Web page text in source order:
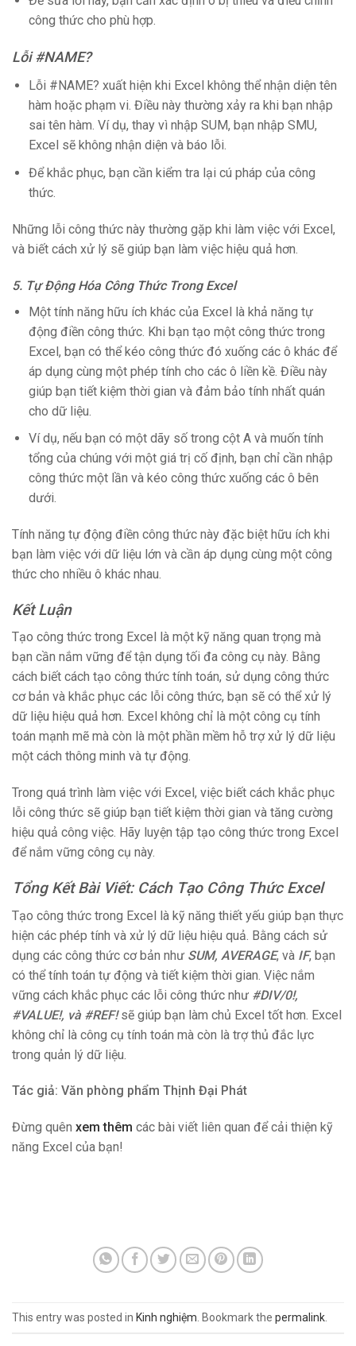
công thức cho phù hợp.
Lỗi #NAME?
Lỗi #NAME? xuất hiện khi Excel không thể nhận diện tên
hàm hoặc phạm vi. Điều này thường xảy ra khi bạn nhập
sai tên hàm. Ví dụ, thay vì nhập SUM, bạn nhập SMU,
Excel sẽ không nhận diện và báo lỗi.
Để khắc phục, bạn cần kiểm tra lại cú pháp của công
thức.
Những lỗi công thức này thường gặp khi làm việc với Excel,
và biết cách xử lý sẽ giúp bạn làm việc hiệu quả hơn.
5. Tự Động Hóa Công Thức Trong Excel
Một tính năng hữu ích khác của Excel là khả năng tự
động điền công thức. Khi bạn tạo một công thức trong
Excel, bạn có thể kéo công thức đó xuống các ô khác để
áp dụng cùng một phép tính cho các ô liền kề. Điều này
giúp bạn tiết kiệm thời gian và đảm bảo tính nhất quán
cho dữ liệu.
Ví dụ, nếu bạn có một dãy số trong cột A và muốn tính
tổng của chúng với một giá trị cố định, bạn chỉ cần nhập
công thức một lần và kéo công thức xuống các ô bên
dưới.
Tính năng tự động điền công thức này đặc biệt hữu ích khi
bạn làm việc với dữ liệu lớn và cần áp dụng cùng một công
thức cho nhiều ô khác nhau.
Kết Luận
Tạo công thức trong Excel là một kỹ năng quan trọng mà
bạn cần nắm vững để tận dụng tối đa công cụ này. Bằng
cách biết cách tạo công thức tính toán, sử dụng công thức
cơ bản và khắc phục các lỗi công thức, bạn sẽ có thể xử lý
dữ liệu hiệu quả hơn. Excel không chỉ là một công cụ tính
toán mạnh mẽ mà còn là một phần mềm hỗ trợ xử lý dữ liệu
một cách thông minh và tự động.
Trong quá trình làm việc với Excel, việc biết cách khắc phục
lỗi công thức sẽ giúp bạn tiết kiệm thời gian và tăng cường
hiệu quả công việc. Hãy luyện tập tạo công thức trong Excel
để nắm vững công cụ này.
Tổng Kết Bài Viết: Cách Tạo Công Thức Excel
Tạo công thức trong Excel là kỹ năng thiết yếu giúp bạn thực
hiện các phép tính và xử lý dữ liệu hiệu quả. Bằng cách sử
dụng các công thức cơ bản như SUM, AVERAGE, và IF, bạn
có thể tính toán tự động và tiết kiệm thời gian. Việc nắm
vững cách khắc phục các lỗi công thức như #DIV/0!,
#VALUE!, và #REF!sẽ giúp bạn làm chủ Excel tốt hơn. Excel
không chỉ là công cụ tính toán mà còn là trợ thủ đắc lực
trong quản lý dữ liệu.
Tác giả: Văn phòng phẩm Thịnh Đại Phát
Đừng quên xem thêm các bài viết liên quan để cải thiện kỹ
năng Excel của bạn!
This entry was posted in Kinh nghiệm . Bookmark the permalink